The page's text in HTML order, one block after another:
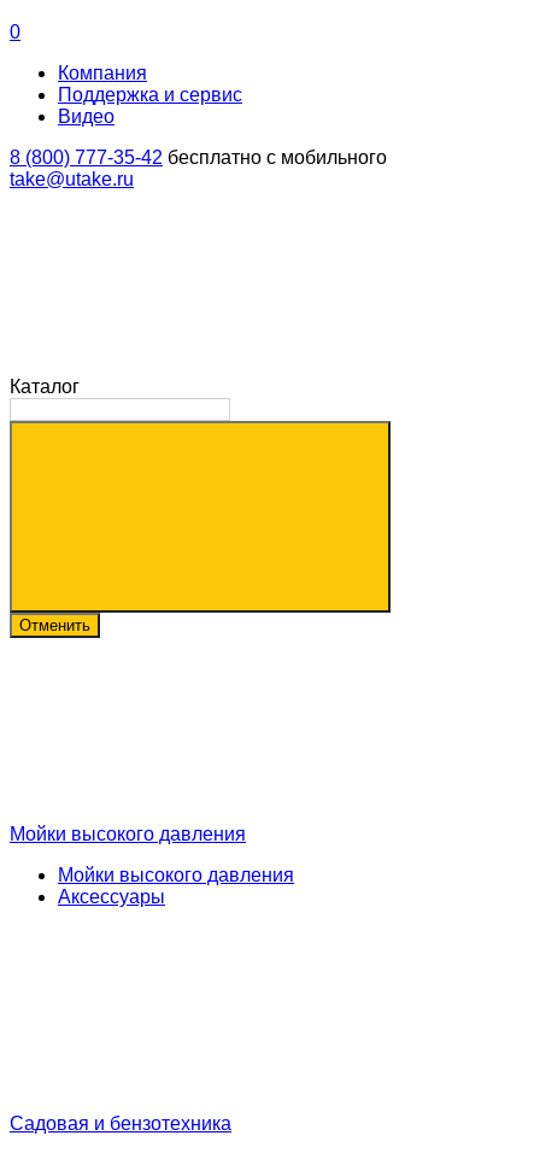
0
Компания
Поддержка и сервис
Видео
8 (800) 777-35-42 бесплатно с мобильного
take@utake.ru
Каталог
Отменить
Мойки высокого давления
Мойки высокого давления
Аксессуары
Садовая и бензотехника